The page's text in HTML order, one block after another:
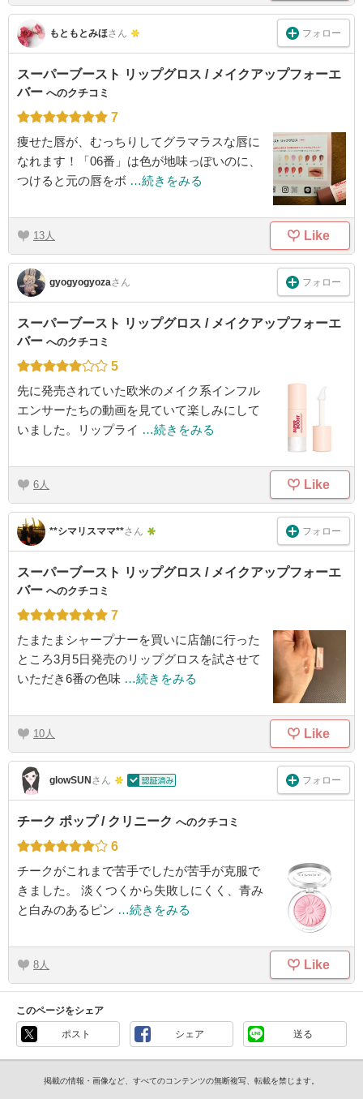
もともとみほさん フォロー
スーパーブースト リップグロス / メイクアップフォーエ
バー へのクチコミ
7
痩せた唇が、むっちりしてグラマラスな唇に
なれます！「06番」は色が地味っぽいのに、
つけると元の唇をボ …続きをみる
13 Like
gyogyogyozaさん フォロー
スーパーブースト リップグロス / メイクアップフォーエ
バー へのクチコミ
5
先に発売されていた欧米のメイク系インフル
エンサーたちの動画を見ていて楽しみにして
いました。リップライ …続きをみる
6 Like
**シマリスママ**さん フォロー
スーパーブースト リップグロス / メイクアップフォーエ
バー へのクチコミ
7
たまたまシャープナーを買いに店舗に行った
ところ3月5日発売のリップグロスを試させて
いただき6番の色味 …続きをみる
10 Like
glowSUN さん フォロー
チーク ポップ / クリニーク へのクチコミ
6
チークがこれまで苦手でしたが苦手が克服で
きました。 淡くつくから失敗しにくく、青み
と白みのあるピン …続きをみる
8 Like
このページをシェア
ポスト シェア 送る
掲載の情報・画像など、すべてのコンテンツの無断複写、転載を禁じます。